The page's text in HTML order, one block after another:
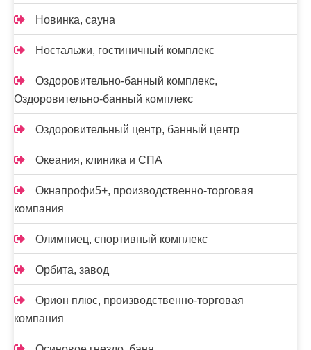
Новинка, сауна
Ностальжи, гостиничный комплекс
Оздоровительно-банный комплекс,
Оздоровительно-банный комплекс
Оздоровительный центр, банный центр
Океания, клиника и СПА
Окнапрофи5+, производственно-торговая
компания
Олимпиец, спортивный комплекс
Орбита, завод
Орион плюс, производственно-торговая
компания